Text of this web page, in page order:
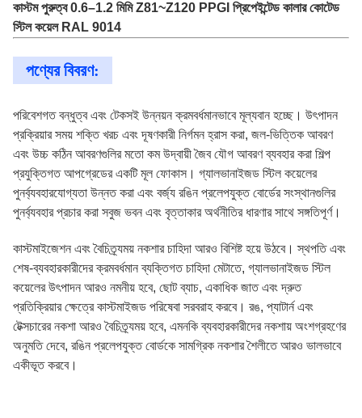
কাস্টম পুরুত্ব 0.6–1.2 মিমি Z81~Z120 PPGI প্রিপেইন্টেড কালার কোটেড
স্টিল কয়েল RAL 9014
পণ্যের বিবরণ:
পরিবেশগত বন্ধুত্ব এবং টেকসই উন্নয়ন ক্রমবর্ধমানভাবে মূল্যবান হচ্ছে। উৎপাদন
প্রক্রিয়ার সময় শক্তি খরচ এবং দূষণকারী নির্গমন হ্রাস করা, জল-ভিত্তিক আবরণ
এবং উচ্চ কঠিন আবরণগুলির মতো কম উদ্বায়ী জৈব যৌগ আবরণ ব্যবহার করা শিল্প
প্রযুক্তিগত আপগ্রেডের একটি মূল ফোকাস। গ্যালভানাইজড স্টিল কয়েলের
পুনর্ব্যবহারযোগ্যতা উন্নত করা এবং বর্জ্য রঙিন প্রলেপযুক্ত বোর্ডের সংস্থানগুলির
পুনর্ব্যবহার প্রচার করা সবুজ ভবন এবং বৃত্তাকার অর্থনীতির ধারণার সাথে সঙ্গতিপূর্ণ।
কাস্টমাইজেশন এবং বৈচিত্র্যময় নকশার চাহিদা আরও বিশিষ্ট হয়ে উঠবে। স্থপতি এবং
শেষ-ব্যবহারকারীদের ক্রমবর্ধমান ব্যক্তিগত চাহিদা মেটাতে, গ্যালভানাইজড স্টিল
কয়েলের উৎপাদন আরও নমনীয় হবে, ছোট ব্যাচ, একাধিক জাত এবং দ্রুত
প্রতিক্রিয়ার ক্ষেত্রে কাস্টমাইজড পরিষেবা সরবরাহ করবে। রঙ, প্যাটার্ন এবং
টেক্সচারের নকশা আরও বৈচিত্র্যময় হবে, এমনকি ব্যবহারকারীদের নকশায় অংশগ্রহণের
অনুমতি দেবে, রঙিন প্রলেপযুক্ত বোর্ডকে সামগ্রিক নকশার শৈলীতে আরও ভালভাবে
একীভূত করবে।